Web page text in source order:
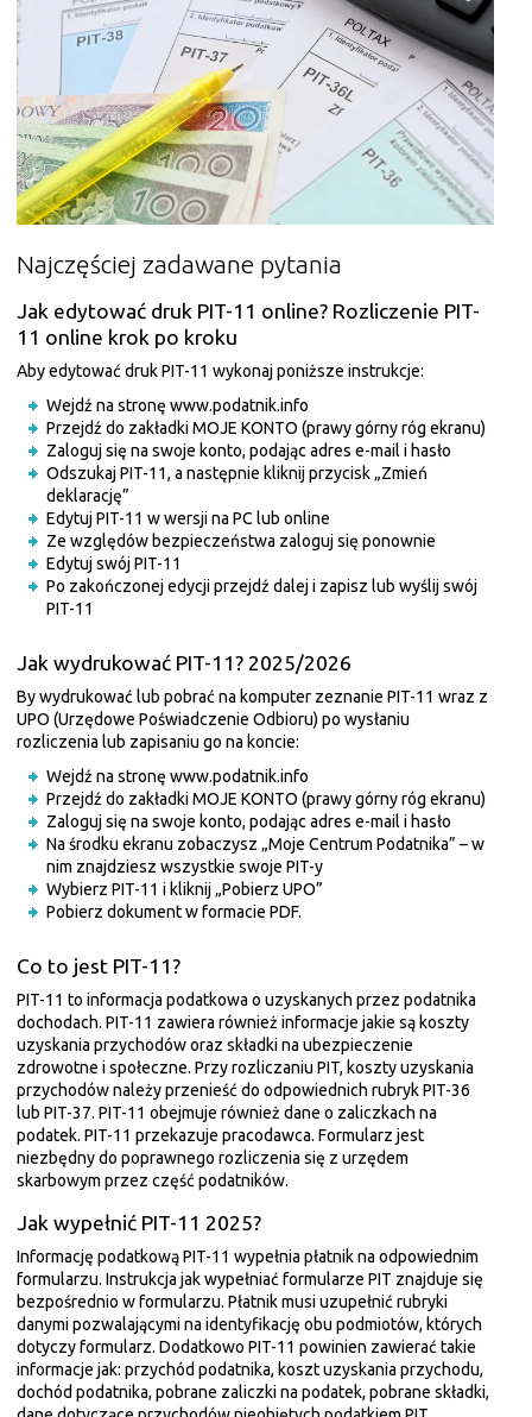
Najczęściej zadawane pytania
Jak edytować druk PIT-11 online? Rozliczenie PIT-
11 online krok po kroku
Aby edytować druk PIT-11 wykonaj poniższe instrukcje:
Wejdź na stronę www.podatnik.info
Przejdź do zakładki MOJE KONTO (prawy górny róg ekranu)
Zaloguj się na swoje konto, podając adres e-mail i hasło
Odszukaj PIT-11, a następnie kliknij przycisk „Zmień
deklarację”
Edytuj PIT-11 w wersji na PC lub online
Ze względów bezpieczeństwa zaloguj się ponownie
Edytuj swój PIT-11
Po zakończonej edycji przejdź dalej i zapisz lub wyślij swój
PIT-11
Jak wydrukować PIT-11? 2025/2026
By wydrukować lub pobrać na komputer zeznanie PIT-11 wraz z
UPO (Urzędowe Poświadczenie Odbioru) po wysłaniu
rozliczenia lub zapisaniu go na koncie:
Wejdź na stronę www.podatnik.info
Przejdź do zakładki MOJE KONTO (prawy górny róg ekranu)
Zaloguj się na swoje konto, podając adres e-mail i hasło
Na środku ekranu zobaczysz „Moje Centrum Podatnika” – w
nim znajdziesz wszystkie swoje PIT-y
Wybierz PIT-11 i kliknij „Pobierz UPO”
Pobierz dokument w formacie PDF.
Co to jest PIT-11?
PIT-11 to informacja podatkowa o uzyskanych przez podatnika
dochodach. PIT-11 zawiera również informacje jakie są koszty
uzyskania przychodów oraz składki na ubezpieczenie
zdrowotne i społeczne. Przy rozliczaniu PIT, koszty uzyskania
przychodów należy przenieść do odpowiednich rubryk PIT-36
lub PIT-37. PIT-11 obejmuje również dane o zaliczkach na
podatek. PIT-11 przekazuje pracodawca. Formularz jest
niezbędny do poprawnego rozliczenia się z urzędem
skarbowym przez część podatników.
Jak wypełnić PIT-11 2025?
Informację podatkową PIT-11 wypełnia płatnik na odpowiednim
formularzu. Instrukcja jak wypełniać formularze PIT znajduje się
bezpośrednio w formularzu. Płatnik musi uzupełnić rubryki
danymi pozwalającymi na identyfikację obu podmiotów, których
dotyczy formularz. Dodatkowo PIT-11 powinien zawierać takie
informacje jak: przychód podatnika, koszt uzyskania przychodu,
dochód podatnika, pobrane zaliczki na podatek, pobrane składki,